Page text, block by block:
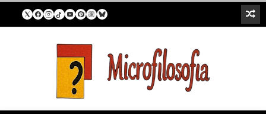
Religion